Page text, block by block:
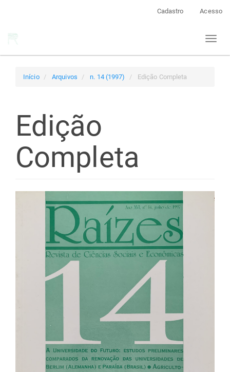
Cadastro Acesso
Toggle
Início Arquivos n. 14 (1997) Edição Completa
Edição
Completa
Barra
lateral
artigos